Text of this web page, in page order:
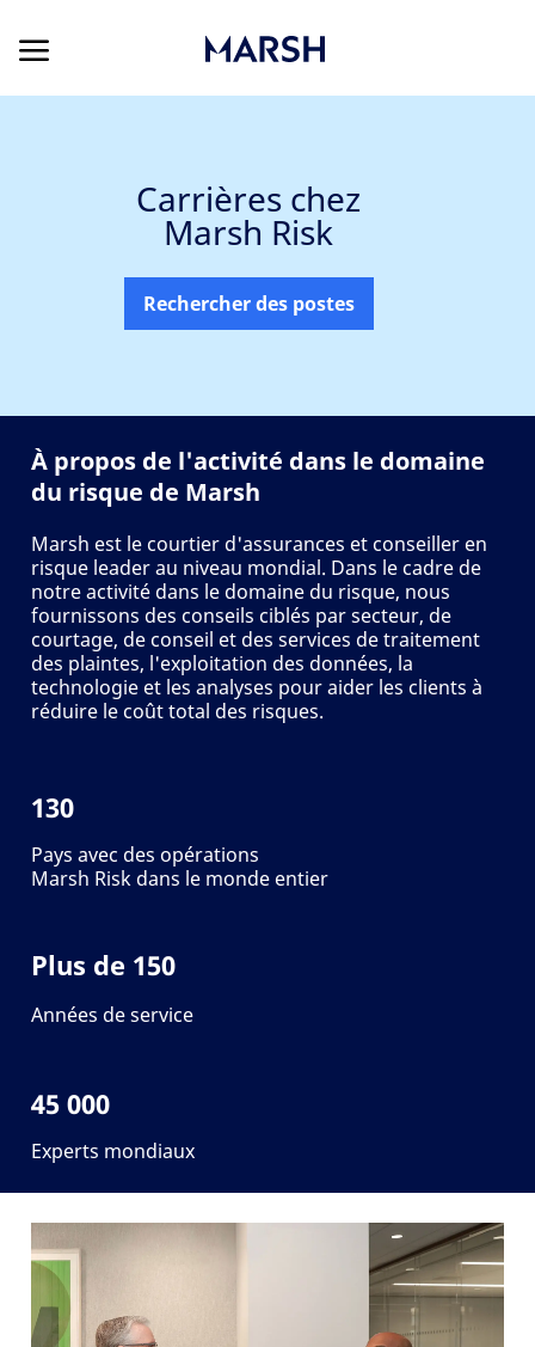
Carrières chez
Marsh Risk
Rechercher des postes
À propos de l'activité dans le domaine
du risque de Marsh
Marsh est le courtier d'assurances et conseiller en
risque leader au niveau mondial. Dans le cadre de
notre activité dans le domaine du risque, nous
fournissons des conseils ciblés par secteur, de
courtage, de conseil et des services de traitement
des plaintes, l'exploitation des données, la
technologie et les analyses pour aider les clients à
réduire le coût total des risques.
130
Pays avec des opérations
Marsh Risk dans le monde entier
Plus de 150
Années de service
45 000
Experts mondiaux